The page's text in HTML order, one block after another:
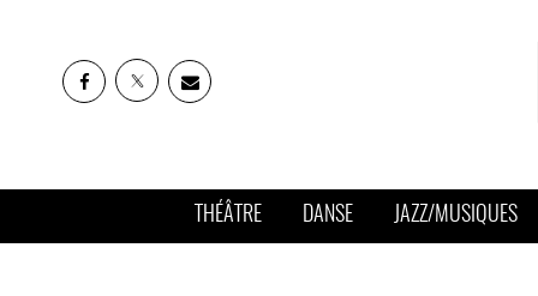
THÉÂTRE DANSE JAZZ/MUSIQUES